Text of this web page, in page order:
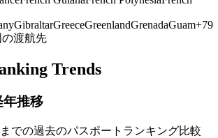
GibraltarGreeceGreenlandGrenadaGuam+79
渡航先
Trends
年推移
での過去のパスポートランキング比較